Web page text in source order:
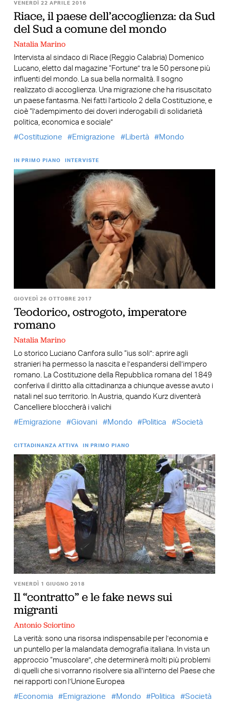
VENERDÌ 22 APRILE 2016
Riace, il paese dell’accoglienza: da Sud
del Sud a comune del mondo
Natalia Marino
Intervista al sindaco di Riace (Reggio Calabria) Domenico
Lucano, eletto dal magazine “Fortune” tra le 50 persone più
influenti del mondo. La sua bella normalità. Il sogno
realizzato di accoglienza. Una migrazione che ha risuscitato
un paese fantasma. Nei fatti l’articolo 2 della Costituzione, e
cioè “l’adempimento dei doveri inderogabili di solidarietà
politica, economica e sociale”
Costituzione
Emigrazione Libertà Mondo
IN PRIMO PIANO INTERVISTE
GIOVEDÌ 26 OTTOBRE 2017
Teodorico, ostrogoto, imperatore
romano
Natalia Marino
Lo storico Luciano Canfora sullo “ius soli”: aprire agli
stranieri ha permesso la nascita e l’espandersi dell’impero
romano. La Costituzione della Repubblica romana del 1849
conferiva il diritto alla cittadinanza a chiunque avesse avuto i
natali nel suo territorio. In Austria, quando Kurz diventerà
Cancelliere bloccherà i valichi
Emigrazione
Giovani Mondo Politica Società
CITTADINANZA ATTIVA IN PRIMO PIANO
VENERDÌ 1 GIUGNO 2018
Il “contratto” e le fake news sui
migranti
Antonio Sciortino
La verità: sono una risorsa indispensabile per l’economia e
un puntello per la malandata demografia italiana. In vista un
approccio “muscolare”, che determinerà molti più problemi
di quelli che si vorranno risolvere sia all’interno del Paese che
nei rapporti con l’Unione Europea
Economia
Emigrazione Mondo Politica Società